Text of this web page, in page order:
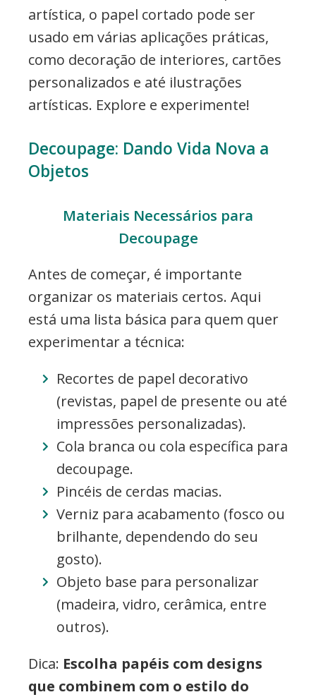
artística, o papel cortado pode ser
usado em várias aplicações práticas,
como decoração de interiores, cartões
personalizados e até ilustrações
artísticas. Explore e experimente!
Decoupage: Dando Vida Nova a
Objetos
Materiais Necessários para
Decoupage
Antes de começar, é importante
organizar os materiais certos. Aqui
está uma lista básica para quem quer
experimentar a técnica:
Recortes de papel decorativo
(revistas, papel de presente ou até
impressões personalizadas).
Cola branca ou cola específica para
decoupage.
Pincéis de cerdas macias.
Verniz para acabamento (fosco ou
brilhante, dependendo do seu
gosto).
Objeto base para personalizar
(madeira, vidro, cerâmica, entre
outros).
Dica: Escolha papéis com designs
que combinem com o estilo do